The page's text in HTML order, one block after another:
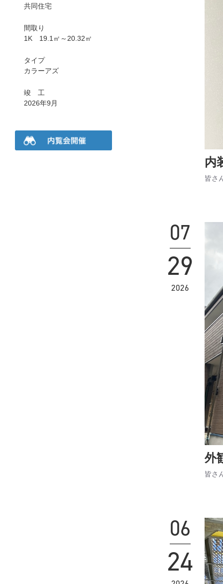
共同住宅
間取り
1K 19.1㎡～20.32㎡
タイプ
カラーアズ
竣 工
2026年9月
内
皆さ
07
29
2026
外
皆さ
06
24